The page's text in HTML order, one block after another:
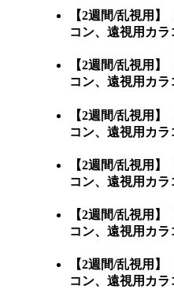
【2週間/乱視用
コン、遠視用カ
【2週間/乱視用
コン、遠視用カ
【2週間/乱視用
コン、遠視用カ
【2週間/乱視用
コン、遠視用カ
【2週間/乱視用
コン、遠視用カ
【2週間/乱視用
コン、遠視用カ